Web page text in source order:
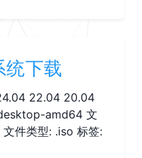
下载
22.04 20.04
amd64 文
件类型: .iso 标签: